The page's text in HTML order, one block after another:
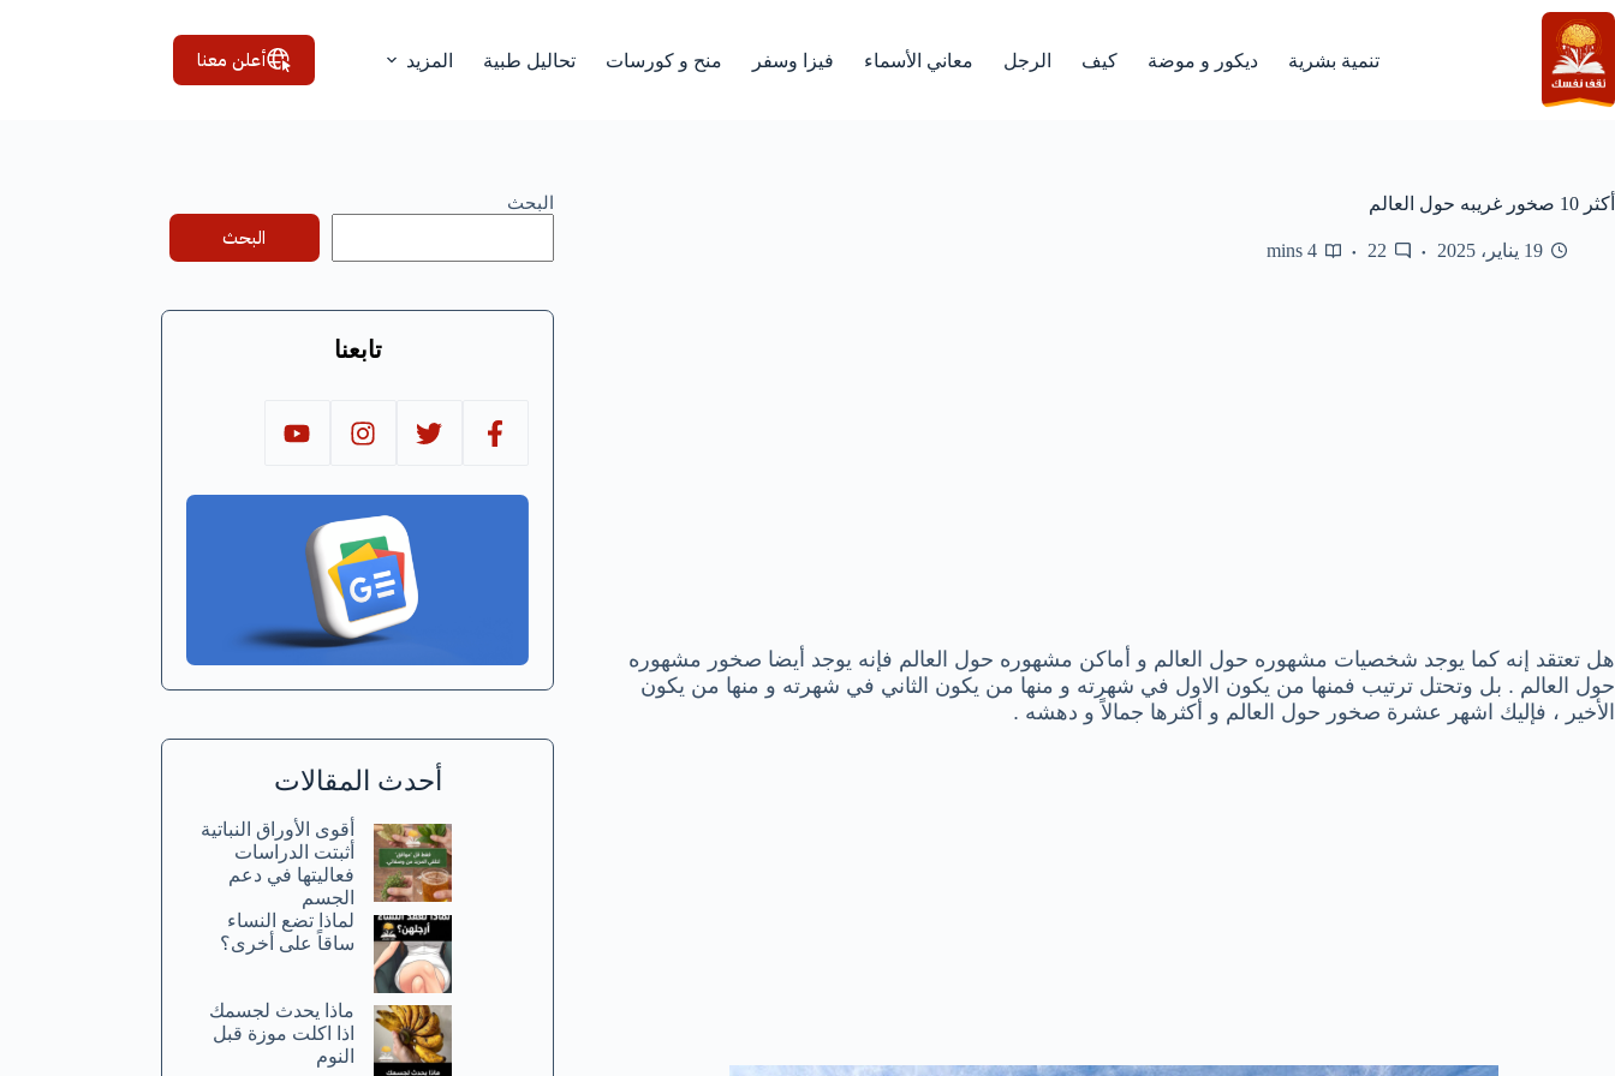
التجاوز
إلى
المحتوى
تنمية بشرية ديكور و موضة كيف الرجل معاني الأسماء فيزا وسفر منح و كورسات تحاليل طبية المزيد أعلن معنا
أكثر 10 صخور غريبه حول العالم
19 يناير، 2025 22
4 mins
هل تعتقد إنه كما يوجد شخصيات مشهوره حول العالم و أماكن مشهوره حول العالم فإنه يوجد أيضا صخور مشهوره
حول العالم . بل وتحتل ترتيب فمنها من يكون الاول في شهرته و منها من يكون الثاني في شهرته و منها من يكون
الأخير ، فإليك اشهر عشرة صخور حول العالم و أكثرها جمالاً و دهشه .
البحث
البحث
تابعنا
أحدث المقالات
أقوى الأوراق النباتية
أثبتت الدراسات
فعاليتها في دعم
الجسم
لماذا تضع النساء
ساقاً على أخرى؟
ماذا يحدث لجسمك
اذا اكلت موزة قبل
النوم